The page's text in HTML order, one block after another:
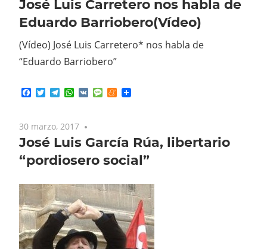
José Luis Carretero nos habla de
Eduardo Barriobero(Vídeo)
(Vídeo) José Luis Carretero* nos habla de
“Eduardo Barriobero”
Facebook
TwitterTelegram
WhatsApp
VK MessageMeneame
30 marzo, 2017
José Luis García Rúa, libertario
“pordiosero social”